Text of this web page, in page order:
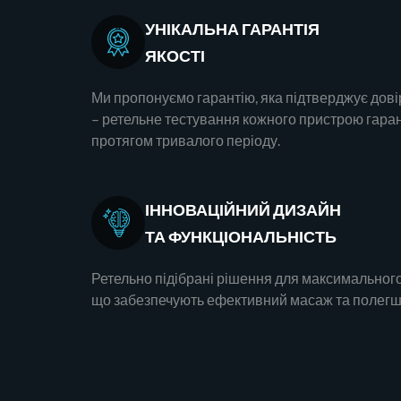
УНІКАЛЬНА ГАРАНТІЯ
ЯКОСТІ
Ми пропонуємо гарантію, яка підтверджує
– ретельне тестування кожного пристрою
протягом тривалого періоду.
ІННОВАЦІЙНИЙ ДИЗАЙН
ТА ФУНКЦІОНАЛЬНІСТЬ
Ретельно підібрані рішення для
що забезпечують ефективний масаж та